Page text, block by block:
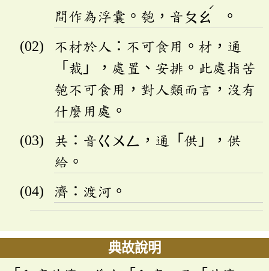
間作為浮囊。匏，音 ㄆㄠ
ˊ
。
不材於人：不可食用。材，通
「裁」，處置、安排。此處指苦
匏不可食用，對人類而言，沒有
什麼用處。
共：音ㄍㄨㄥ
，通「供」，供
給。
濟：渡河。
典故說明